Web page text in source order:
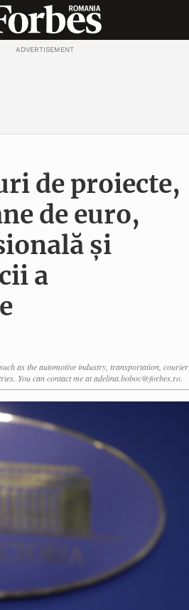
ADVERTISEMENT
de proiecte,
de euro,
și
a
as the automotive industry, transportation, courier
You can contact me at adelina.boboc@forbes.ro.